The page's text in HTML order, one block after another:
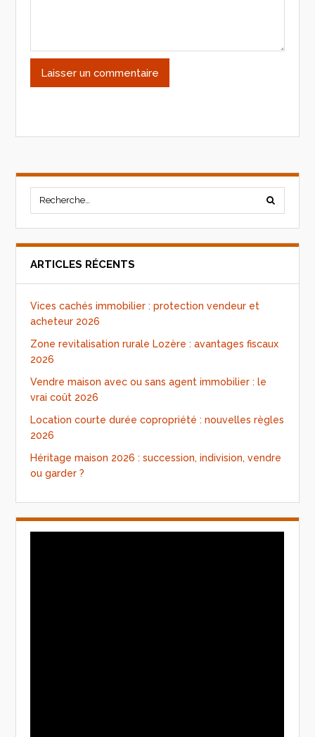
ARTICLES RÉCENTS
Vices cachés immobilier : protection vendeur et
acheteur 2026
Zone revitalisation rurale Lozère : avantages fiscaux
2026
Vendre maison avec ou sans agent immobilier : le
vrai coût 2026
Location courte durée copropriété : nouvelles règles
2026
Héritage maison 2026 : succession, indivision, vendre
ou garder ?